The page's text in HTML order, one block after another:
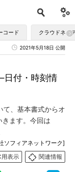
コード クラウドネイ
2021年5月18日 公開
日付・時刻情
て、基本書式からオ
ます。今回は
ソフィアネットワーク]
用表示
関連情報